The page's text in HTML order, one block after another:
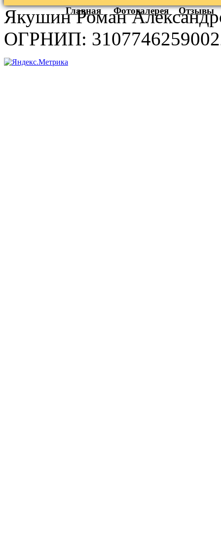
Главная Фотогалерея Отзывы
Якушин Роман
ОГРНИП: